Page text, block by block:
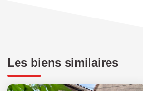
Les biens similaires